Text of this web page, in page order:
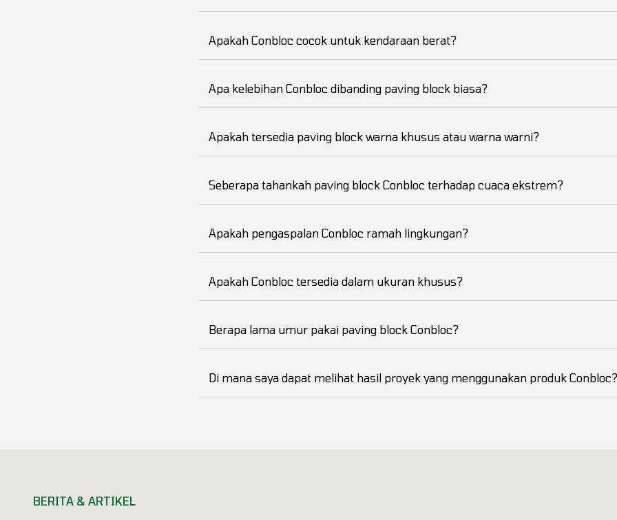
Apakah Conbloc cocok untuk kendaraan berat?
Apa kelebihan Conbloc dibanding paving block biasa?
Apakah tersedia paving block warna khusus atau warna warni?
Seberapa tahankah paving block Conbloc terhadap cuaca ekstrem?
Apakah pengaspalan Conbloc ramah lingkungan?
Apakah Conbloc tersedia dalam ukuran khusus?
Berapa lama umur pakai paving block Conbloc?
Di mana saya dapat melihat hasil proyek yang menggunakan produk Conbloc?
BERITA & ARTIKEL